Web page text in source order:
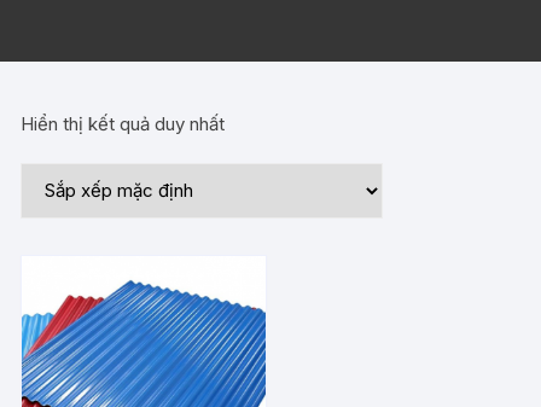
Hiển thị kết quả duy nhất